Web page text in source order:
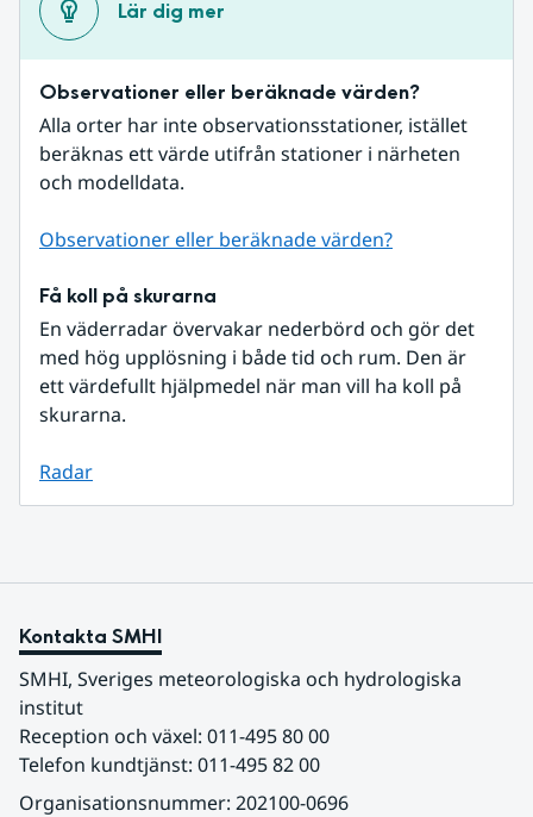
Lär dig mer
Observationer eller beräknade värden?
Alla orter har inte observationsstationer, istället
beräknas ett värde utifrån stationer i närheten
och modelldata.
Observationer eller beräknade värden?
Få koll på skurarna
En väderradar övervakar nederbörd och gör det
med hög upplösning i både tid och rum. Den är
ett värdefullt hjälpmedel när man vill ha koll på
skurarna.
Radar
Kontakta SMHI
SMHI, Sveriges meteorologiska och hydrologiska
institut
Reception och växel: 011-495 80 00
Telefon kundtjänst: 011-495 82 00
Organisationsnummer: 202100-0696